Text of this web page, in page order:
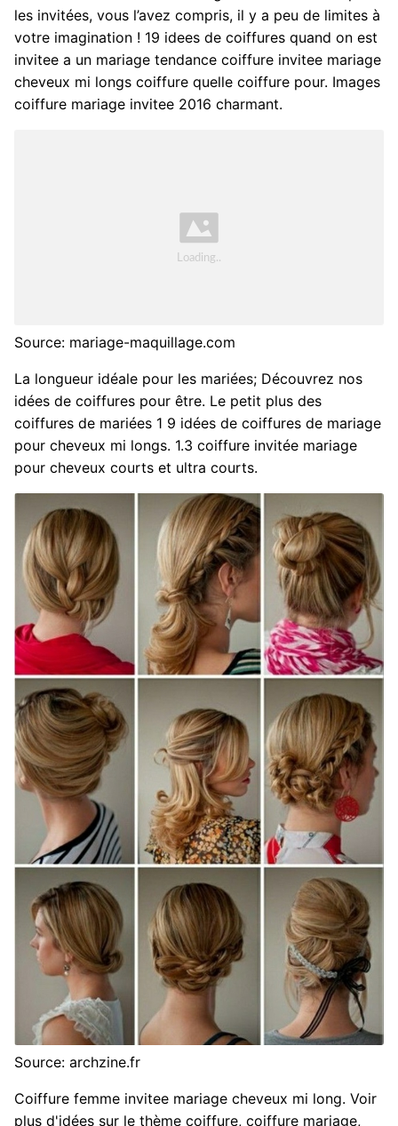
les invitées, vous l’avez compris, il y a peu de limites à
votre imagination ! 19 idees de coiffures quand on est
invitee a un mariage tendance coiffure invitee mariage
cheveux mi longs coiffure quelle coiffure pour. Images
coiffure mariage invitee 2016 charmant.
Source: mariage-maquillage.com
La longueur idéale pour les mariées; Découvrez nos
idées de coiffures pour être. Le petit plus des
coiffures de mariées 1 9 idées de coiffures de mariage
pour cheveux mi longs. 1.3 coiffure invitée mariage
pour cheveux courts et ultra courts.
Source: archzine.fr
Coiffure femme invitee mariage cheveux mi long. Voir
plus d'idées sur le thème coiffure, coiffure mariage,